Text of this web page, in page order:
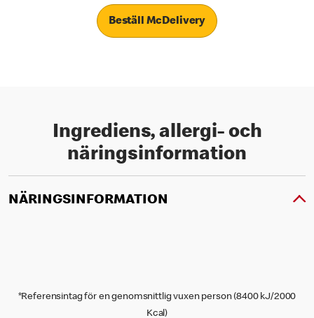
Beställ McDelivery
Ingrediens, allergi- och
näringsinformation
NÄRINGSINFORMATION
*Referensintag för en genomsnittlig vuxen person (8400 kJ/2000
Kcal)